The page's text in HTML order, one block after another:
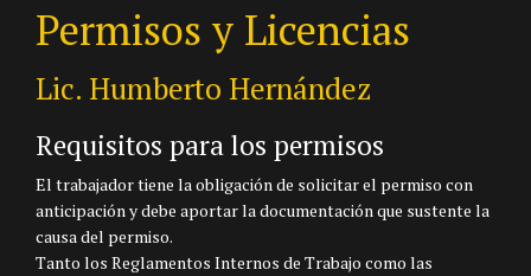
Permisos y Licencias
Lic. Humberto Hernández
Requisitos para los permisos
El trabajador tiene la obligación de solicitar el permiso con
anticipación y debe aportar la documentación que sustente la
causa del permiso.
Tanto los Reglamentos Internos de Trabajo como las